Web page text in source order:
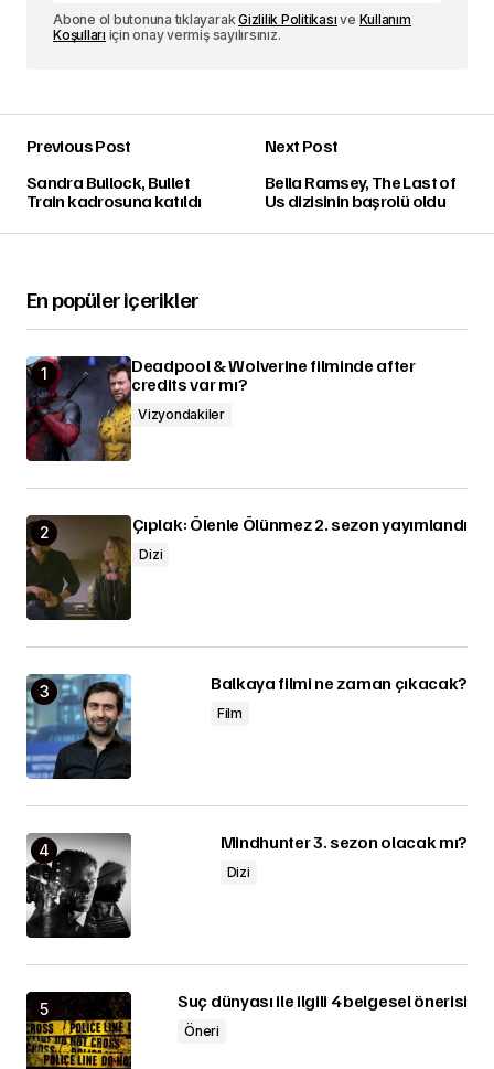
Abone ol butonuna tıklayarakGizlilik Politikası ve Kullanım
Koşulları için onay vermiş sayılırsınız.
Previous Post
Sandra Bullock, Bullet
Train kadrosuna katıldı
Next Post
Bella Ramsey, The Last of
Us dizisinin başrolü oldu
En popüler içerikler
Deadpool & Wolverine filminde after
credits var mı?
Vizyondakiler
Çıplak: Ölenle Ölünmez 2. sezon yayımlandı
Dizi
Balkaya filmi ne zaman çıkacak?
Film
Mindhunter 3. sezon olacak mı?
Dizi
Suç dünyası ile ilgili 4 belgesel önerisi
Öneri